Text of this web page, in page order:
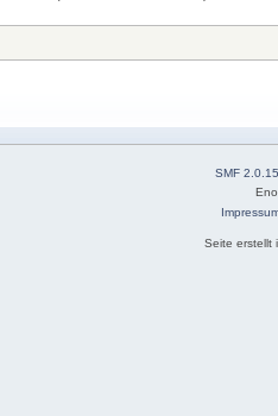
SMF 2.0.15
Seite erstellt